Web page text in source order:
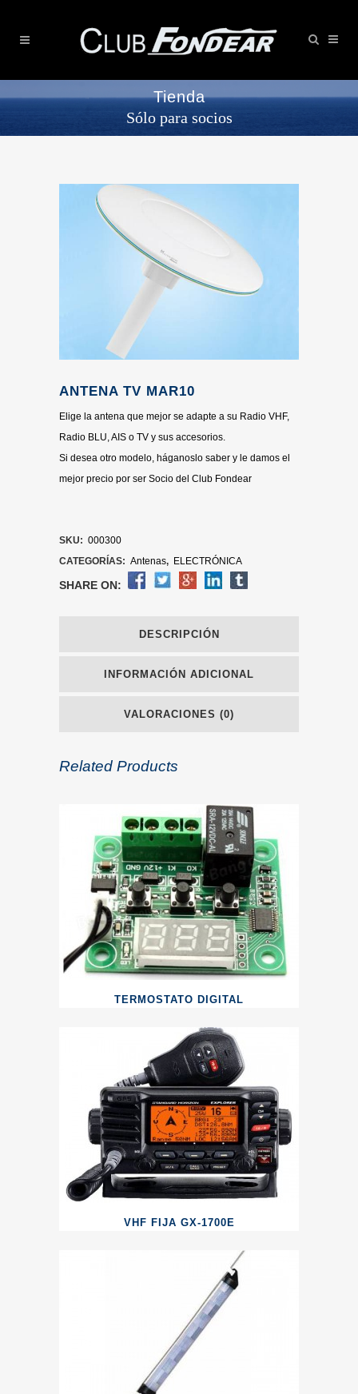
Tienda
Sólo para socios
ANTENA TV MAR10
Elige la antena que mejor se adapte a su Radio VHF,
Radio BLU, AIS o TV y sus accesorios.
Si desea otro modelo, háganoslo saber y le damos el
mejor precio por ser Socio del Club Fondear
SKU: 000300
CATEGORÍAS: Antenas, ELECTRÓNICA
SHARE ON:
DESCRIPCIÓN
INFORMACIÓN ADICIONAL
VALORACIONES (0)
Related Products
TERMOSTATO DIGITAL
VHF FIJA GX-1700E